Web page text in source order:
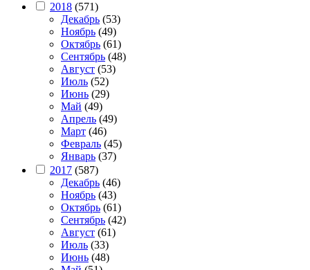
2018 (571)
Декабрь (53)
Ноябрь (49)
Октябрь (61)
Сентябрь (48)
Август (53)
Июль (52)
Июнь (29)
Май (49)
Апрель (49)
Март (46)
Февраль (45)
Январь (37)
2017 (587)
Декабрь (46)
Ноябрь (43)
Октябрь (61)
Сентябрь (42)
Август (61)
Июль (33)
Июнь (48)